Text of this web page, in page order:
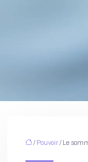
/ Pouvoir/ Le